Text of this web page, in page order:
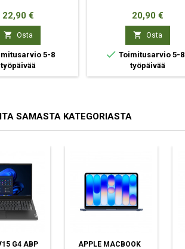
Hinta
22,90 €
 Osta
5-8
työpäivää
Hinta
20,90 €
 Osta
 Toimitusarvio 5-8
työpäivää
SAMASTA KATEGORIASTA
G4 ABP
APPLE MACBOOK